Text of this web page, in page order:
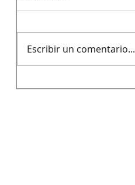
Escribir un comentario...